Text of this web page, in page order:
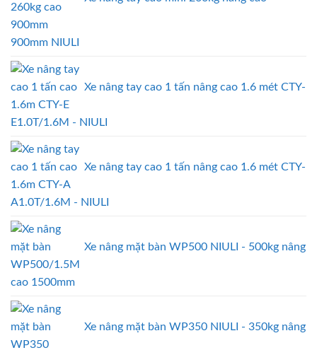
900mm NIULI
Xe nâng tay cao 1 tấn nâng cao 1.6 mét CTY-
E1.0T/1.6M - NIULI
Xe nâng tay cao 1 tấn nâng cao 1.6 mét CTY-
A1.0T/1.6M - NIULI
Xe nâng mặt bàn WP500 NIULI - 500kg nâng
cao 1500mm
Xe nâng mặt bàn WP350 NIULI - 350kg nâng